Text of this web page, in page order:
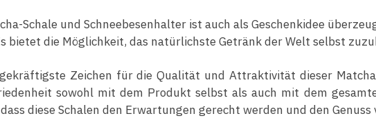
Schale und Schneebesenhalter ist auch als Geschenkidee
bietet die Möglichkeit, das natürlichste Getränk der Welt selbst
Zeichen für die Qualität und Attraktivität dieser
sowohl mit dem Produkt selbst als auch mit dem
diese Schalen den Erwartungen gerecht werden und den